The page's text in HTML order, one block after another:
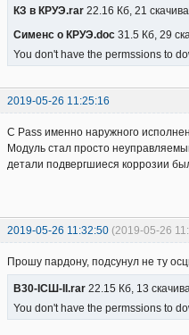
КЗ в КРУЭ.rar 22.16 Кб, 21
Сименс о КРУЭ.doc 31.5 Кб, 29
You don't have the permssions to
2019-05-26 11:25:16
С Pass именно наружного
Модуль стал просто
детали подвергшиеся коррозии
2019-05-26 11:32:50 (2019-05-26
Прошу пардону, подсунул не ту
В30-IСШ-II.rar 22.15 Кб, 13
You don't have the permssions to